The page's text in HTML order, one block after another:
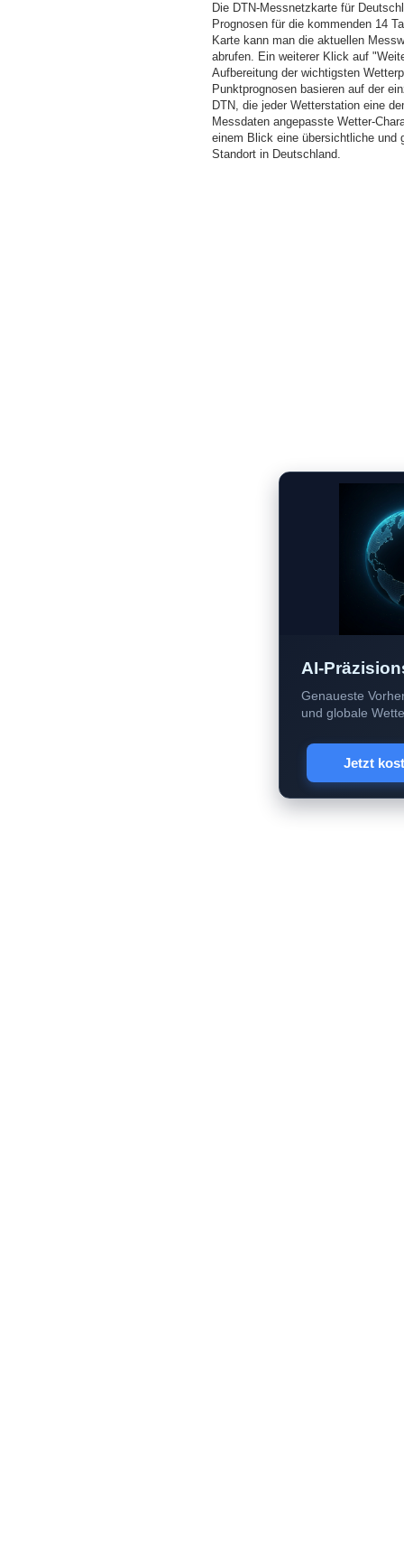
Die DTN-Messnetzkarte für
Prognosen für die kommenden 14
Karte kann man die aktuellen
abrufen. Ein weiterer Klick auf
Aufbereitung der wichtigsten
Punktprognosen basieren auf der
DTN, die jeder Wetterstation eine
Messdaten angepasste Wetter-
einem Blick eine übersichtliche und
Standort in Deutschland.
AI-
Genaueste
und globale
Jetzt